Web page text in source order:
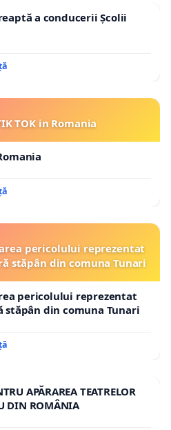
a conducerii Școlii
TOK in Romania
pericolului reprezentat
stăpân din comuna Tunari
pericolului reprezentat
stăpân din comuna Tunari
APĂRAREA TEATRELOR
DIN ROMÂNIA